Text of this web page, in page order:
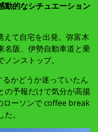
動的なシチュエーション
て自宅を出発。弥富木
名阪、伊勢自動車道と乗
ンストップ。
かどうか迷っていたん
の予報だけで気分が高揚
ローソンで coffee break
。